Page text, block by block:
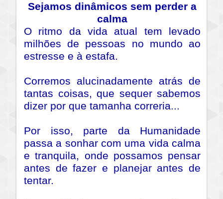
Sejamos dinâmicos sem perder a
calma
O ritmo da vida atual tem levado
milhões de pessoas no mundo ao
estresse e à estafa.
Corremos alucinadamente atrás de
tantas coisas, que sequer sabemos
dizer por que tamanha correria...
Por isso, parte da Humanidade
passa a sonhar com uma vida calma
e tranquila, onde possamos pensar
antes de fazer e planejar antes de
tentar.